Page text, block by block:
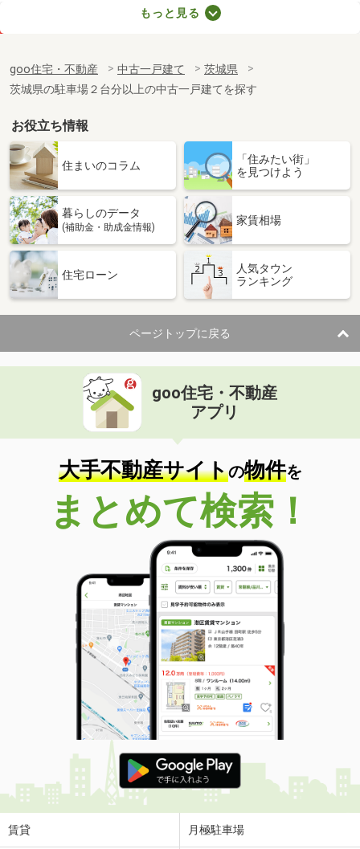
建物面積 113.02m²
土地面積 534.69m²
茨城県ひたちなか市大字中根
価 格
1,199万円
茨城県ひたちなか市大字中根
建物面積 103.51m²
土地面積
325.12m²
茨城県土浦市神立町
2,680万円
住 所
茨城県土浦市神立町
建物面積 124.62m²
土地面積 189.34m²
茨城県牛久市下根町
価 格
3,330万円
住 所
茨城県牛久市下根町
建物面積 142.43m²
土地面積
498.66m²
茨城県結城市大字結城
価 格
1,299万円
茨城県結城市大字結城
141.77m²
土地面積 511m²
茨城県ひたちなか市大字稲田
価 格
990万円
住 所
茨城県ひたちなか市大字稲田
建物面積 89.43m²
土地面積 202.03m²
茨城県つくば市谷田部
価 格
4,580万円
住 所
茨城県つくば市谷田部
建物面積
494.88m²
もっと見る
goo住宅・不動産 中古一戸建て
茨城県
茨城県の駐車場２台分以上の中古一戸建てを探す
お役立ち情報
住まいのコラム
「住みたい街」
を見つけよう
暮らしのデータ
(補助金・助成金情報)
家賃相場
住宅ローン
人気タウン
ランキング
ページトップに戻る
goo住宅・不動産
アプリ
大手不動産サイトの物件を
まとめて検索！
賃貸 月極駐車場